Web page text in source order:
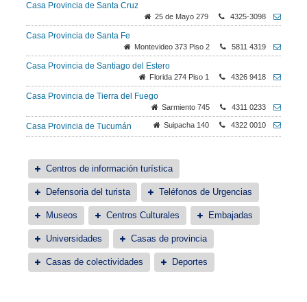
Casa Provincia de Santa Cruz
25 de Mayo 279 4325-3098
Casa Provincia de Santa Fe
Montevideo 373 Piso 2 5811 4319
Casa Provincia de Santiago del Estero
Florida 274 Piso 1 4326 9418
Casa Provincia de Tierra del Fuego
Sarmiento 745 4311 0233
Casa Provincia de Tucumán Suipacha 140 4322 0010
Centros de información turística
Defensoria del turista Teléfonos de Urgencias
Museos Centros Culturales Embajadas
Universidades Casas de provincia
Casas de colectividades Deportes